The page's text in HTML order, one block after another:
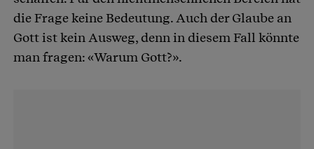
die Frage keine Bedeutung. Auch der Glaube an
Gott ist kein Ausweg, denn in diesem Fall könnte
man fragen: «Warum Gott?».